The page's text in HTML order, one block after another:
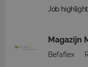
Job
Magazijn
Befaflex